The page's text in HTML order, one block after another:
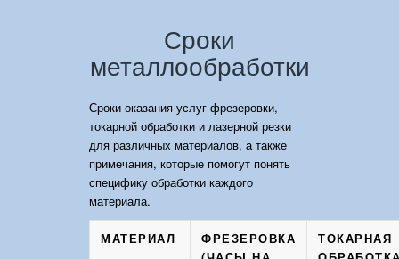
Сроки
металлообработки
Сроки оказания услуг фрезеровки,
токарной обработки и лазерной резки
для различных материалов, а также
примечания, которые помогут понять
специфику обработки каждого
материала.
МАТЕРИАЛ
ФРЕЗЕРОВКА
ТОКАРНАЯ